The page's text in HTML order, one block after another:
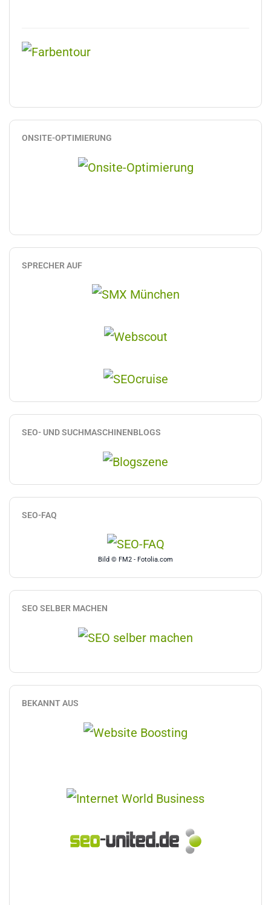
ONSITE-OPTIMIERUNG
SPRECHER AUF
SEO- UND SUCHMASCHINENBLOGS
SEO-FAQ
Bild © FM2 - Fotolia.com
SEO SELBER MACHEN
BEKANNT AUS